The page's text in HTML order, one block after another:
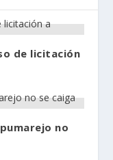
de licitación
no